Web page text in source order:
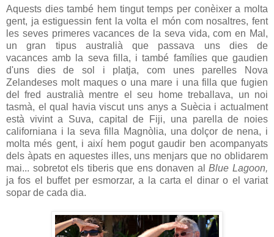
Aquests dies també hem tingut temps per conèixer a molta
gent, ja estiguessin fent la volta el món com nosaltres, fent
les seves primeres vacances de la seva vida, com en Mal,
un gran tipus australià que passava uns dies de
vacances amb la seva filla, i també famílies que gaudien
d'uns dies de sol i platja, com unes parelles Nova
Zelandeses molt maques o una mare i una filla que fugien
del fred australià mentre el seu home treballava, un noi
tasmà, el qual havia viscut uns anys a Suècia i actualment
està vivint a Suva, capital de Fiji, una parella de noies
californiana i la seva filla Magnòlia, una dolçor de nena, i
molta més gent, i així hem pogut gaudir ben acompanyats
dels àpats en aquestes illes, uns menjars que no oblidarem
mai... sobretot els tiberis que ens donaven alBlue Lagoon,
ja fos el buffet per esmorzar, a la carta el dinar o el variat
sopar de cada dia.